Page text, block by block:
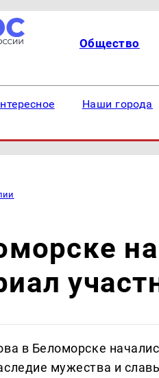
Общество
Наши города
в Беломорске
мужества и